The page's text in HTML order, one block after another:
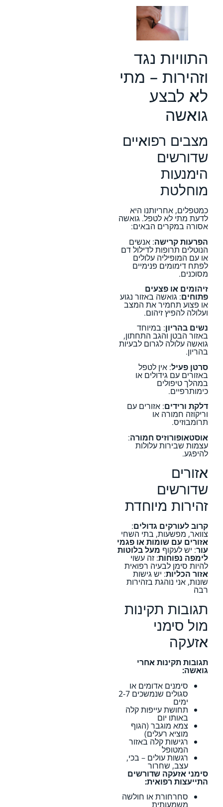
התוויות נגד
וזהירות – מתי
לא לבצע
גואשה
מצבים רפואיים
שדורשים
הימנעות
מוחלטת
כמטפלים, אחריותנו היא
לדעת מתי לא לטפל. גואשה
אסורה במקרים הבאים:
הפרעות קרישה: אנשים
הנוטלים תרופות לדילול דם
או עם המופיליה עלולים
לפתח דימומים פנימיים
מסוכנים.
זיהומים או פצעים
פתוחים: גואשה באזור נגוע
או פצוע תחמיר את המצב
ועלולה להפיץ זיהום.
נשים בהריון: במיוחד
באזור הבטן והגב התחתון,
גואשה עלולה לגרום לבעיות
בהריון.
סרטן פעיל: אין לטפל
באזורים עם גידולים או
במהלך טיפולים
כימותרפיים.
דלקת ורידים: אזורים עם
וריקוזה חמורה או
תרומבוזיס.
אוסטאופורוזיס חמורה:
עצמות שבירות עלולות
להיפגע.
אזורים
שדורשים
זהירות מיוחדת
קרוב לעורקים גדולים:
צוואר, מפשעות, בתי השחי
אזורים עם שומות או פגמי
עור: יש לעקוף מעל בלוטות
לימפה נפוחות: זה עשוי
להיות סימן לבעיה רפואית
אזור הכליות: יש גישות
שונות, אני נוהגת בזהירות
רבה
תגובות תקינות
מול סימני
אזעקה
תגובות תקינות אחרי
גואשה:
סימנים אדומים או
סגולים שנמשכים 2-7
ימים
תחושת עייפות קלה
באותו יום
צמא מוגבר (הגוף
מוציא רעלים)
רגישות קלה באזור
המטופל
רגשות עולים – בכי,
עצב, שחרור
סימני אזעקה שדורשים
התייעצות רפואית:
סחרחורת או חולשה
משמעותית